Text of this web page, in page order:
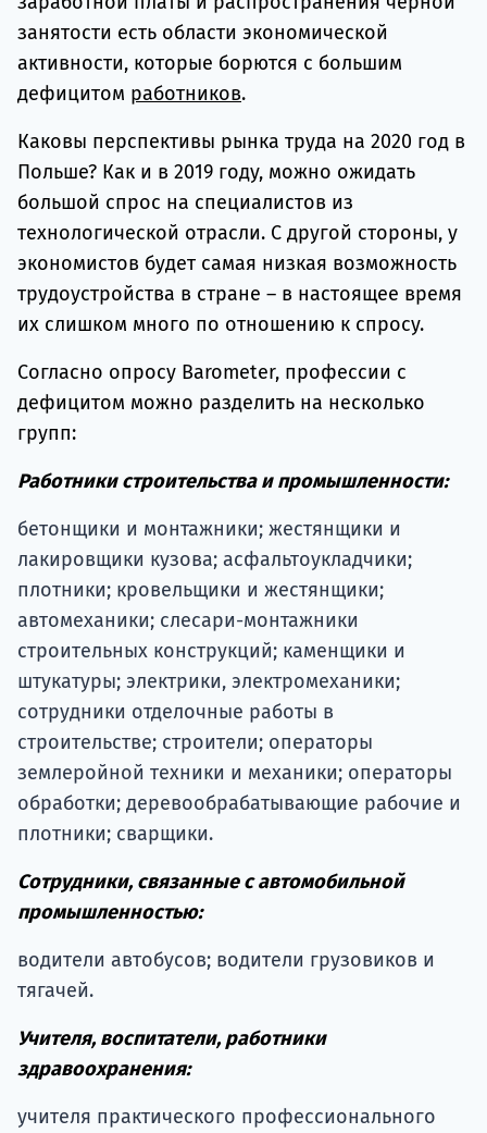
занятости есть области экономической
активности, которые борются с большим
дефицитом работников.
Каковы перспективы рынка труда на 2020 год в
Польше? Как и в 2019 году, можно ожидать
большой спрос на специалистов из
технологической отрасли. С другой стороны, у
экономистов будет самая низкая возможность
трудоустройства в стране – в настоящее время
их слишком много по отношению к спросу.
Согласно опросу Barometer, профессии с
дефицитом можно разделить на несколько
групп:
Работники строительства и промышленности:
бетонщики и монтажники; жестянщики и
лакировщики кузова; асфальтоукладчики;
плотники; кровельщики и жестянщики;
автомеханики; слесари-монтажники
строительных конструкций; каменщики и
штукатуры; электрики, электромеханики;
сотрудники отделочные работы в
строительстве; строители; операторы
землеройной техники и механики; операторы
обработки; деревообрабатывающие рабочие и
плотники; сварщики.
Сотрудники, связанные с автомобильной
промышленностью:
водители автобусов; водители грузовиков и
тягачей.
Учителя, воспитатели, работники
здравоохранения:
учителя практического профессионального